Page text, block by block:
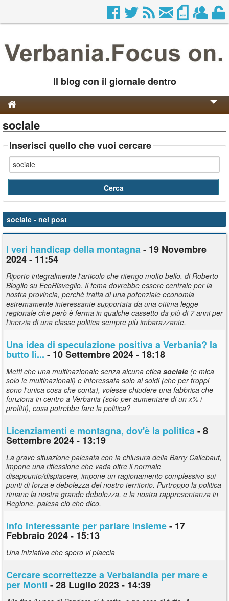
Il blog con il giornale dentro
Genesi e Storia
Contatti
sociale
Inserisci quello che vuoi cercare
sociale - nei post
I veri handicap della montagna- 19 Novembre
2024 - 11:54
Riporto integralmente l'articolo che ritengo molto bello, di Roberto
Bioglio su EcoRisveglio. Il tema dovrebbe essere centrale per la
nostra provincia, perchè tratta di una potenziale economia
estremamente interessante supportata da una ottima legge
regionale che però è ferma in qualche cassetto da più di 7 anni per
l'inerzia di una classe politica sempre più imbarazzante.
Una idea di speculazione positiva a Verbania? la
butto lì... - 10 Settembre 2024 - 18:18
Metti che una multinazionale senza alcuna etica sociale (e mica
solo le multinazionali) e interessata solo ai soldi (che per troppi
sono l'unica cosa che conta), volesse chiudere una fabbrica che
funziona in centro a Verbania (solo per aumentare di un x% i
profitti), cosa potrebbe fare la politica?
Licenziamenti e montagna, dov'è la politica- 8
Settembre 2024 - 13:19
La grave situazione palesata con la chiusura della Barry Callebaut,
impone una riflessione che vada oltre il normale
disappunto/dispiacere, impone un ragionamento complessivo sui
punti di forza e debolezza del nostro territorio. Purtroppo la politica
rimane la nostra grande debolezza, e la nostra rappresentanza in
Regione, palesa ciò che dico.
Info interessante per parlare insieme- 17
Febbraio 2024 - 15:13
Una iniziativa che spero vi piaccia
Cercare scorrettezze a Verbalandia per mare e
per Monti - 28 Luglio 2023 - 14:39